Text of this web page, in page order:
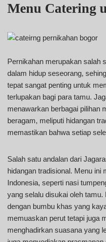
Menu Catering
Pernikahan merupakan salah
dalam hidup seseorang,
tepat sangat penting untuk
terlupakan bagi para tamu.
menawarkan berbagai pilihan
beragam, meliputi hidangan
memastikan bahwa setiap
Salah satu andalan dari
hidangan tradisional. Menu ini
Indonesia, seperti nasi
yang selalu disukai oleh
dengan bumbu khas yang
memuaskan perut tetapi juga
menghadirkan suasana yang